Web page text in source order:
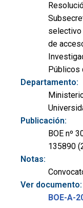
selectivo
de
Públicos
Departamento:
Publicación:
BOE nº
135890
Notas:
Ver documento:
BOE-A-